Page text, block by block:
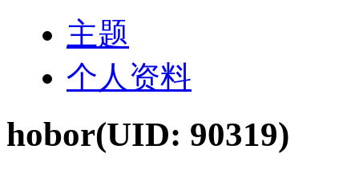
主题
个人资料
hobor(UID: 90319)